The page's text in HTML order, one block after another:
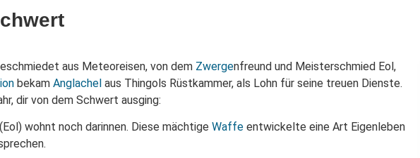
aus Meteoreisen, von dem Zwergenfreund und Meisterschmied Eol,
bekam Anglachel aus Thingols Rüstkammer, als Lohn für seine treuen Dienste.
dir von dem Schwert ausging:
wohnt noch darinnen. Diese mächtige Waffe entwickelte eine Art Eigenleben